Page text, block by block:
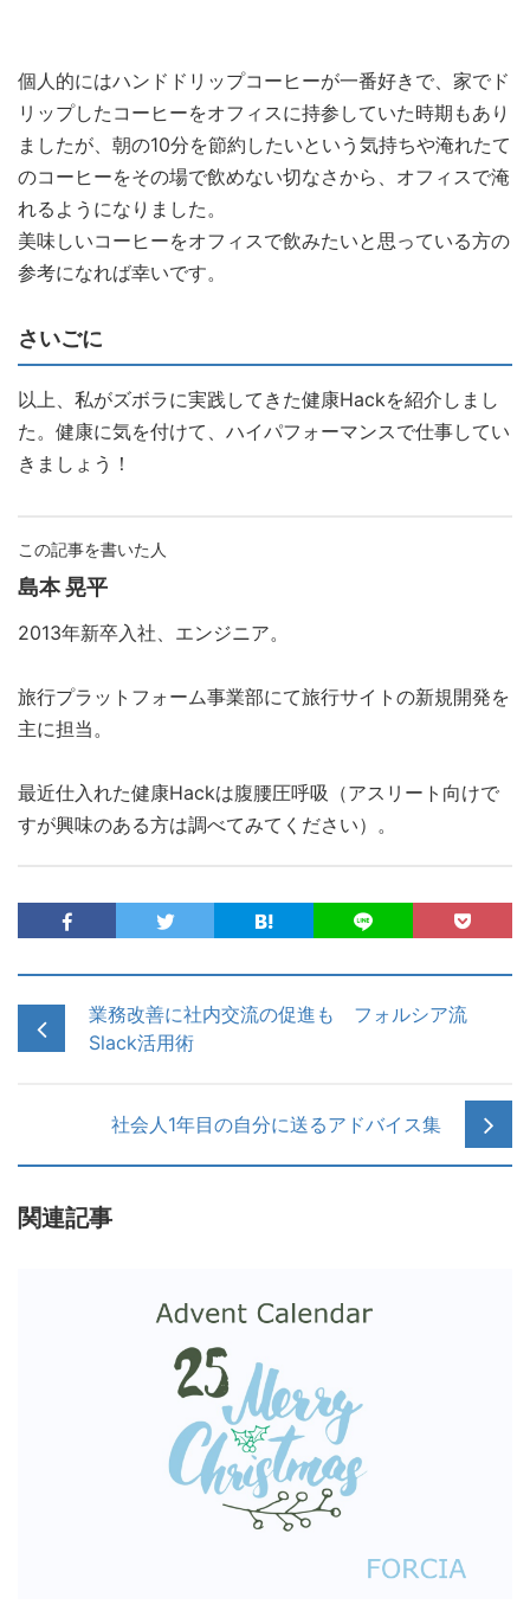
個人的にはハンドドリップコーヒーが一番好きで、家でド
リップしたコーヒーをオフィスに持参していた時期もあり
ましたが、朝の10分を節約したいという気持ちや淹れたて
のコーヒーをその場で飲めない切なさから、オフィスで淹
れるようになりました。
美味しいコーヒーをオフィスで飲みたいと思っている方の
参考になれば幸いです。
さいごに
以上、私がズボラに実践してきた健康Hackを紹介しまし
た。健康に気を付けて、ハイパフォーマンスで仕事してい
きましょう！
この記事を書いた人
島本 晃平
2013年新卒入社、エンジニア。
旅行プラットフォーム事業部にて旅行サイトの新規開発を
主に担当。
最近仕入れた健康Hackは腹腰圧呼吸（アスリート向けで
すが興味のある方は調べてみてください）。
業務改善に社内交流の促進も フォルシア流
Slack活用術
社会人1年目の自分に送るアドバイス集
関連記事